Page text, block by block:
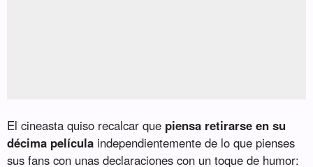
El cineasta quiso recalcar que piensa retirarse en su
décima película independientemente de lo que pienses
sus fans con unas declaraciones con un toque de humor: